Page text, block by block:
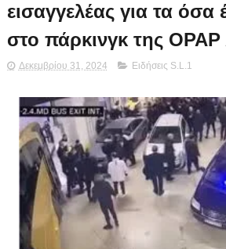
εισαγγελέας για τα όσα
στο πάρκινγκ της
Δεκεμβρίου 31, 2024 Ειδήσεις S.L.1